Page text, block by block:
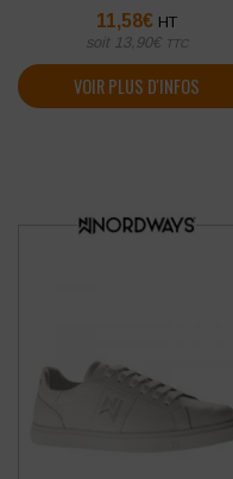
11,58€ HT
soit 13,90€ TTC
VOIR PLUS D'INFOS